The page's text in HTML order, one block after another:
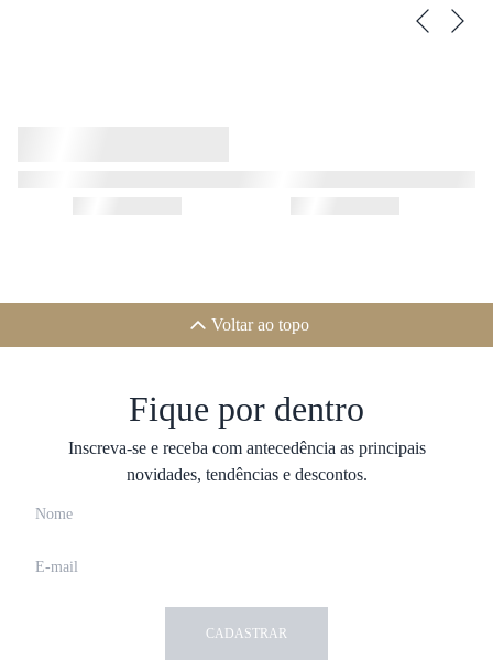
Voltar ao topo
Fique por dentro
Inscreva-se e receba com antecedência as principais
novidades, tendências e descontos.
CADASTRAR